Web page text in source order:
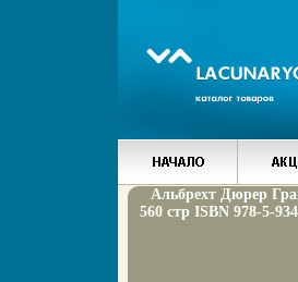
Альбрехт Дюрер
560 стр ISBN 978-5-